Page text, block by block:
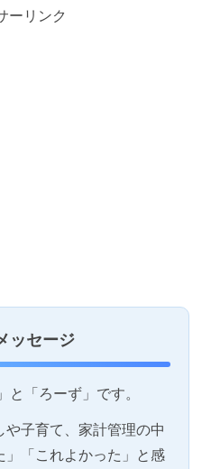
ーリンク
ッセージ
「ろーず」です。
子育て、家計管理の中
」「これよかった」と感